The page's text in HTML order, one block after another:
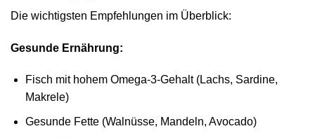
Die wichtigsten Empfehlungen im Überblick:
Gesunde Ernährung:
Fisch mit hohem Omega-3-Gehalt (Lachs, Sardine,
Makrele)
Gesunde Fette (Walnüsse, Mandeln, Avocado)